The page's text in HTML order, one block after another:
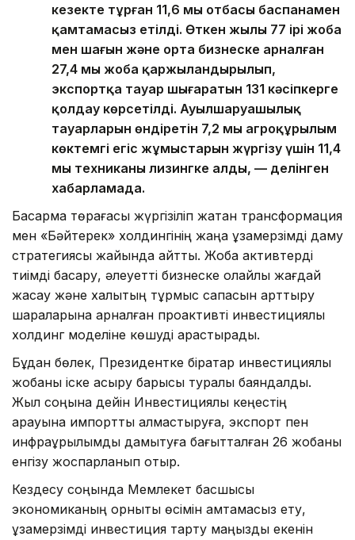
кезекте тұрған 11,6 мың отбасы баспанамен
қамтамасыз етілді. Өткен жылы 77 ірі жоба
мен шағын және орта бизнеске арналған
27,4 мың жоба қаржыландырылып,
экспортқа тауар шығаратын 131 кәсіпкерге
қолдау көрсетілді. Ауылшаруашылық
тауарларын өндіретін 7,2 мың агроқұрылым
көктемгі егіс жұмыстарын жүргізу үшін 11,4
мың техниканы лизингке алды, — делінген
хабарламада.
Басқарма төрағасы жүргізіліп жатқан трансформация
мен «Бәйтерек» холдингінің жаңа ұзақмерзімді даму
стратегиясы жайында айтты. Жоба активтерді
тиімді басқару, әлеуетті бизнеске қолайлы жағдай
жасау және халықтың тұрмыс сапасын арттыру
шараларына арналған проактивті инвестициялық
холдинг моделіне көшуді қарастырады.
Бұдан бөлек, Президентке бірқатар инвестициялық
жобаны іске асыру барысы туралы баяндалды.
Жыл соңына дейін Инвестициялық кеңестің
қарауына импортты алмастыруға, экспорт пен
инфрақұрылымды дамытуға бағытталған 26 жобаны
енгізу жоспарланып отыр.
Кездесу соңында Мемлекет басшысы
экономиканың орнықты өсімін қамтамасыз ету,
ұзақмерзімді инвестиция тарту маңызды екенін